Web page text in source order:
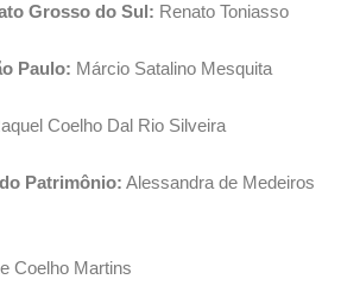
Grosso do Sul: Renato Toniasso
Paulo: Márcio Satalino Mesquita
Coelho Dal Rio Silveira
Patrimônio: Alessandra de Medeiros
Coelho Martins